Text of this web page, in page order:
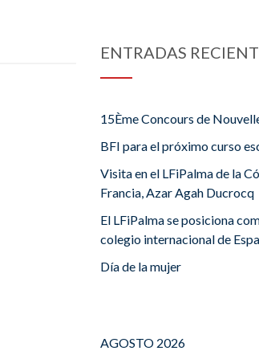
ENTRADAS
15Ème Concours de
BFI para el próximo curso
Visita en el LFiPalma de la
Francia, Azar Agah Ducrocq
El LFiPalma se posiciona
colegio internacional de
Día de la mujer
AGOSTO 2026